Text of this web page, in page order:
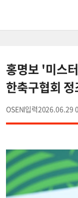
홍명보 '미스
한축구협회 정
OSEN 2026.06.29